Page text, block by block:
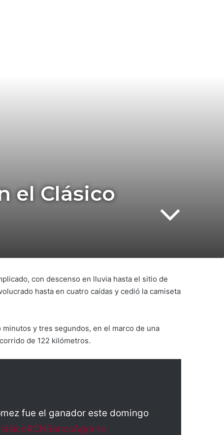
el Clásico
con descenso en lluvia hasta el sitio de
hasta en cuatro caídas y cedió la camiseta
y tres segundos, en el marco de una
de 122 kilómetros.
fue el ganador este domingo